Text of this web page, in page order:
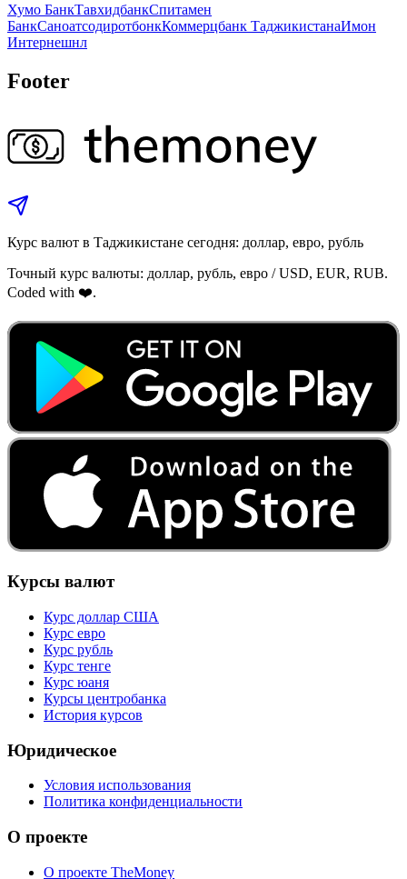
Хумо БанкТавхидбанкСпитамен
БанкСаноатсодиротбонкКоммерцбанк ТаджикистанаИмон
Интернешнл
Footer
Курс валют в Таджикистане сегодня: доллар, евро, рубль
Точный курс валюты: доллар, рубль, евро / USD, EUR, RUB.
Coded with ❤️.
Курсы валют
Курс доллар США
Курс евро
Курс рубль
Курс тенге
Курс юаня
Курсы центробанка
История курсов
Юридическое
Условия использования
Политика конфиденциальности
О проекте
О проекте TheMoney